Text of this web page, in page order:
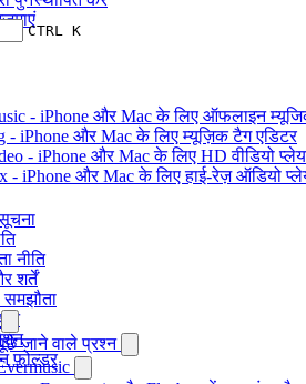
CTRL K
- iPhone और Mac के लिए ऑफलाइन
- iPhone और Mac के लिए म्यूज़िक टैग एडिटर
- iPhone और Mac के लिए HD वीडियो
- iPhone और Mac के लिए हाई-रेज़ ऑडियो
नीति
शर्तें
जाने वाले प्रश्न
फ़ोल्डर